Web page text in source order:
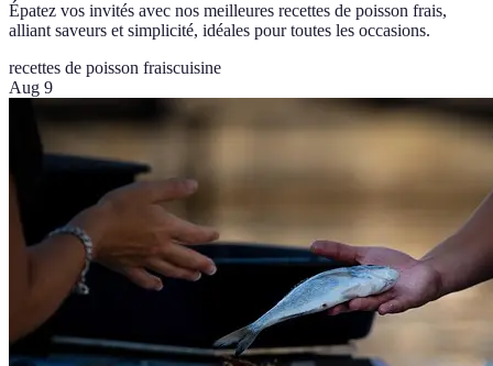
Épatez vos invités avec nos meilleures recettes de poisson frais,
alliant saveurs et simplicité, idéales pour toutes les occasions.
recettes de poisson fraiscuisine
Aug 9